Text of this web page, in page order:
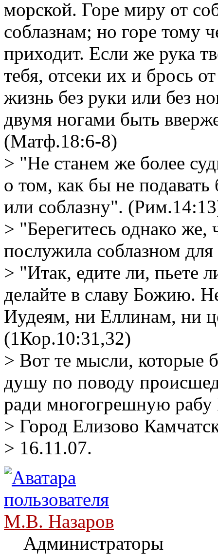
морской. Горе миру от
соблазнам; но горе тому
приходит. Если же рука
тебя, отсеки их и брось
жизнь без руки или без
двумя ногами быть
(Матф.18:6-8)
> "Не станем же более
о том, как бы не
или соблазну".
> "Берегитесь однако же,
послужила соблазном
> "Итак, едите ли, пьете
делайте в славу Божию.
Иудеям, ни Еллинам, ни
(1Кор.10:31,32)
> Вот те мысли, которые
душу по поводу
ради многогрешную
> Город Елизово
> 16.11.07.
М.В. Назаров
Администраторы